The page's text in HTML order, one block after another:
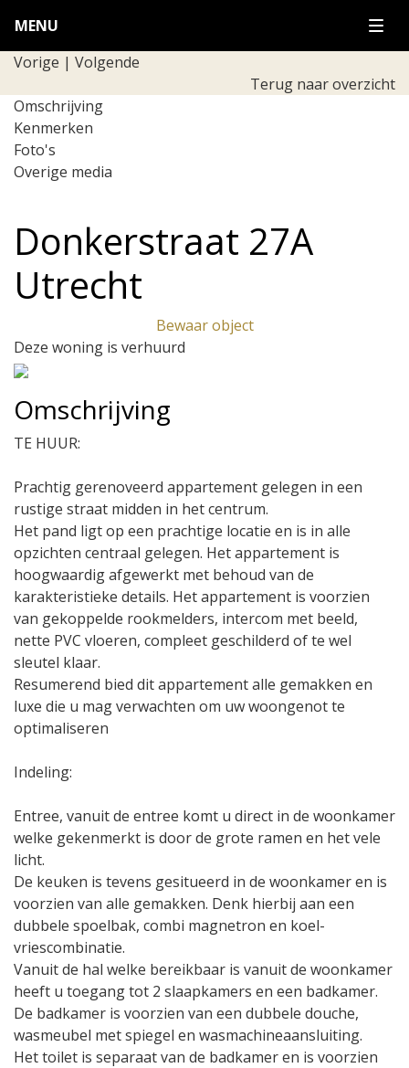
MENU
Vorige | Volgende
Terug naar overzicht
Omschrijving
Kenmerken
Foto's
Overige media
Donkerstraat 27A
Utrecht
Bewaar object
Deze woning is verhuurd
Omschrijving
TE HUUR:
Prachtig gerenoveerd appartement gelegen in een
rustige straat midden in het centrum.
Het pand ligt op een prachtige locatie en is in alle
opzichten centraal gelegen. Het appartement is
hoogwaardig afgewerkt met behoud van de
karakteristieke details. Het appartement is voorzien
van gekoppelde rookmelders, intercom met beeld,
nette PVC vloeren, compleet geschilderd of te wel
sleutel klaar.
Resumerend bied dit appartement alle gemakken en
luxe die u mag verwachten om uw woongenot te
optimaliseren
Indeling:
Entree, vanuit de entree komt u direct in de woonkamer
welke gekenmerkt is door de grote ramen en het vele
licht.
De keuken is tevens gesitueerd in de woonkamer en is
voorzien van alle gemakken. Denk hierbij aan een
dubbele spoelbak, combi magnetron en koel-
vriescombinatie.
Vanuit de hal welke bereikbaar is vanuit de woonkamer
heeft u toegang tot 2 slaapkamers en een badkamer.
De badkamer is voorzien van een dubbele douche,
wasmeubel met spiegel en wasmachineaansluiting.
Het toilet is separaat van de badkamer en is voorzien